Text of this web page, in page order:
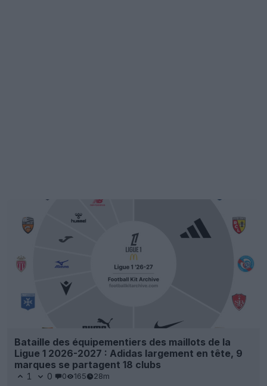
Bataille des équipementiers des maillots de la
Ligue 1 2026-2027 : Adidas largement en tête, 9
marques se partagent 18 clubs
1 0 0 165 28m